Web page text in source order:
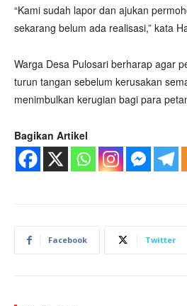
“Kami sudah lapor dan ajukan
sekarang belum ada realisasi,” kata
Warga Desa Pulosari berharap agar
turun tangan sebelum kerusakan
menimbulkan kerugian bagi para
Bagikan Artikel
Facebook Twitter